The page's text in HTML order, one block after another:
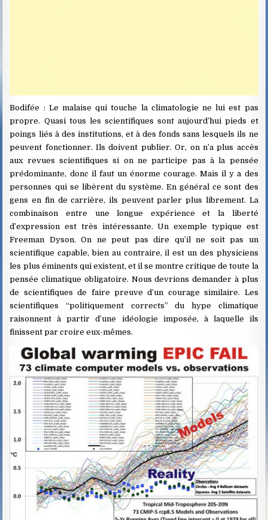
Bodifée : Le malaise qui touche la climatologie ne lui est pas
propre. Quasi tous les scientifiques sont aujourd’hui pieds et
poings liés à des institutions, et à des fonds sans lesquels ils ne
peuvent fonctionner. Ils doivent publier. Or, on n’a plus accès
aux revues scientifiques si on ne participe pas à la pensée
prédominante, donc il faut un énorme courage. Mais il y a des
personnes qui se libèrent du système. En général ce sont des
gens en fin de carrière, ils peuvent parler plus librement. La
combinaison entre une longue expérience et la liberté
d’expression est très intéressante. Un exemple typique est
Freeman Dyson. On ne peut pas dire qu’il ne soit pas un
scientifique capable, bien au contraire, il est un des physiciens
les plus éminents qui existent, et il se montre critique de toute la
pensée climatique obligatoire. Nous devrions demander à plus
de scientifiques de faire preuve d’un courage similaire. Les
scientifiques “politiquement corrects” du hype climatique
raisonnent à partir d’une idéologie imposée, à laquelle ils
finissent par croire eux-mêmes.